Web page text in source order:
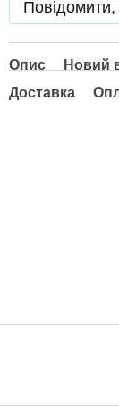
Повідомити,
Опис Новий
Доставка